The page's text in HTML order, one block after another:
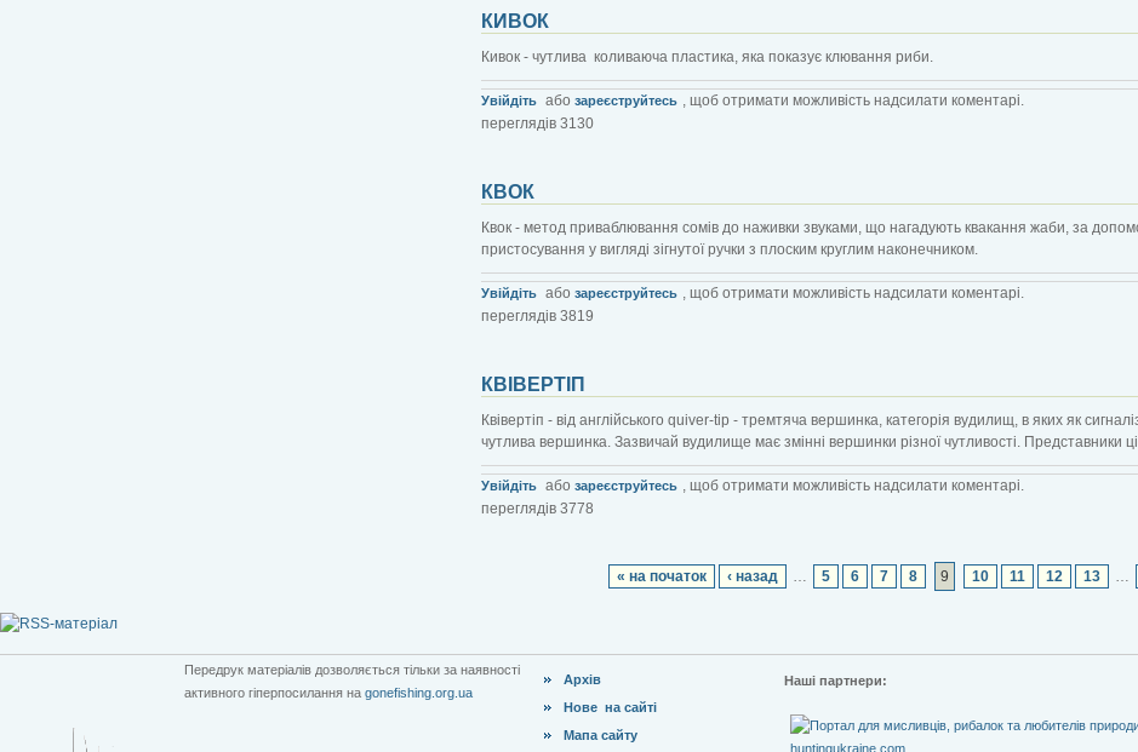
КИВОК
Кивок - чутлива коливаюча пластика, яка показує клювання риби.
Увійдіть або зареєструйтесь , щоб отримати можливість надсилати коментарі.
переглядів 3130
КВОК
Квок - метод приваблювання сомів до наживки звуками, що нагадують квакання жаби, за
пристосування у вигляді зігнутої ручки з плоским круглим наконечником.
Увійдіть або зареєструйтесь , щоб отримати можливість надсилати коментарі.
переглядів 3819
КВІВЕРТІП
Квівертіп - від англійського quiver-tip - тремтяча вершинка, категорія вудилищ, в яких як
чутлива вершинка. Зазвичай вудилище має змінні вершинки різної чутливості. Представники
Увійдіть або зареєструйтесь , щоб отримати можливість надсилати коментарі.
переглядів 3778
« на початок ‹ назад … 5 6 7 8 9 10 11 12 13 …
Передрук матеріалів дозволяється тільки за наявності
активного гіперпосилання на gonefishing.org.ua
Архів
Нове на сайті
Мапа сайту
Наші партнери: